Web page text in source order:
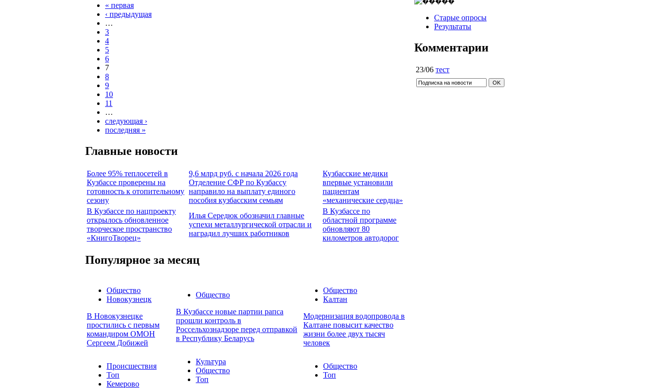
« первая
‹ предыдущая
…
3
4
5
6
7
8
9
10
11
…
следующая ›
последняя »
Главные новости
Более 95% теплосетей в
Кузбассе проверены на
готовность к отопительному
сезону
9,6 млрд руб. с начала 2026 года
Отделение СФР по Кузбассу
направило на выплату единого
пособия кузбасским семьям
Кузбасские медики
впервые установили
пациентам
«механические сердца»
В Кузбассе по нацпроекту
открылось обновленное
творческое пространство
«КнигоТворец»
Илья Середюк обозначил главные
успехи металлургической отрасли и
наградил лучших работников
В Кузбассе по
областной программе
обновляют 80
километров автодорог
Популярное за месяц
Общество
Новокузнецк
В Новокузнецке
простились с первым
командиром ОМОН
Сергеем Добижей
Общество
В Кузбассе новые партии рапса
прошли контроль в
Россельхознадзоре перед отправкой
в Республику Беларусь
Общество
Калтан
Модернизация водопровода в
Калтане повысит качество
жизни более двух тысяч
человек
Происшествия
Топ
Кемерово
Культура
Общество
Топ
Общество
Топ
Старые опросы
Результаты
Комментарии
23/06 тест